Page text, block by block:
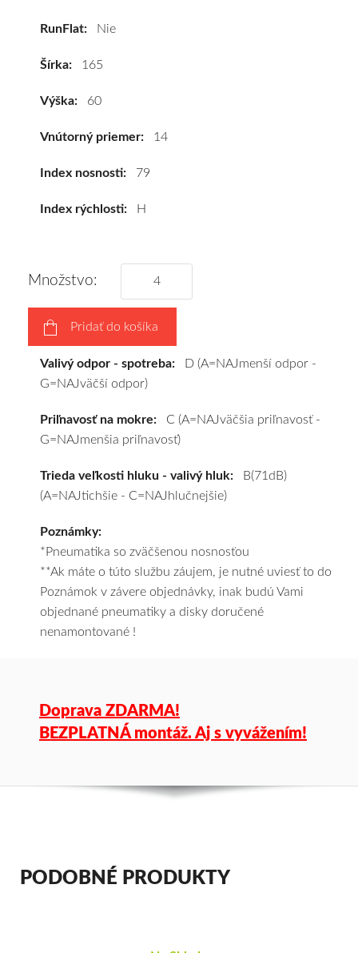
výhodnú
a
tomu
disky
podľa
vášho
výberu
a
RunFlat: Nie
Šírka: 165
Výška: 60
Vnútorný priemer: 14
Index nosnosti: 79
Index rýchlosti: H
Množstvo:
Pridať do košíka
Valivý odpor - spotreba: D (A=NAJmenší odpor -
G=NAJväčší odpor)
Priľnavosť na mokre: C (A=NAJväčšia priľnavosť -
G=NAJmenšia priľnavosť)
Trieda veľkosti hluku - valivý hluk: B(71dB)
(A=NAJtichšie - C=NAJhlučnejšie)
Poznámky:
*Pneumatika so zväčšenou nosnosťou
**Ak máte o túto službu záujem, je nutné uviesť to do
Poznámok v závere objednávky, inak budú Vami
objednané pneumatiky a disky doručené
nenamontované !
Doprava ZDARMA!
BEZPLATNÁ montáž. Aj s vyvážením!
PODOBNÉ PRODUKTY